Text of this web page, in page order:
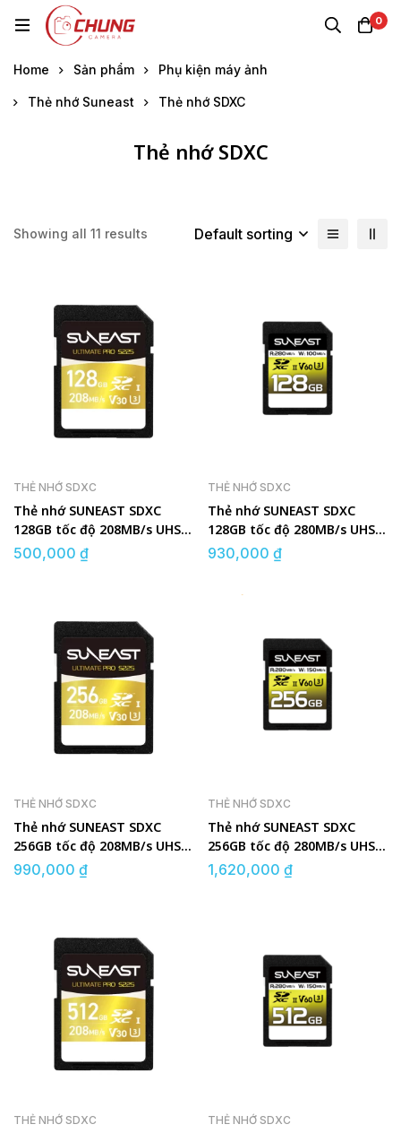
0
Home Sản phẩm Phụ kiện máy ảnh
Thẻ nhớ Suneast Thẻ nhớ SDXC
Thẻ nhớ SDXC
Showing all 11 results Default sorting
THẺ NHỚ SDXC
Thẻ nhớ SUNEAST SDXC
128GB tốc độ 208MB/s UHS-I
V30
500,000 ₫
THẺ NHỚ SDXC
Thẻ nhớ SUNEAST SDXC
128GB tốc độ 280MB/s UHS-
II V60 U3
930,000 ₫
THẺ NHỚ SDXC
Thẻ nhớ SUNEAST SDXC
256GB tốc độ 208MB/s UHS-I
V30
990,000 ₫
THẺ NHỚ SDXC
Thẻ nhớ SUNEAST SDXC
256GB tốc độ 280MB/s UHS-
II V60 U3
1,620,000 ₫
THẺ NHỚ SDXC THẺ NHỚ SDXC